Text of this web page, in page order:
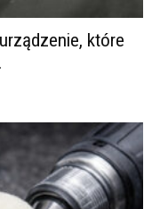
które